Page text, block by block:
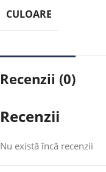
CULOARE
Recenzii (0)
Recenzii
Nu există încă recenzii